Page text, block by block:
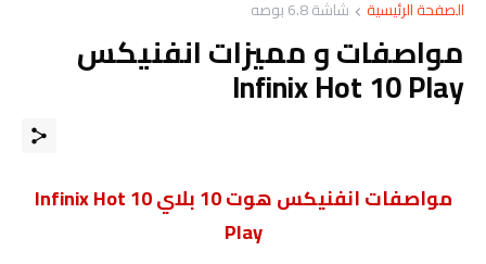
الصفحة الرئيسية شاشة 6.8 بوصه
مواصفات و مميزات انفنيكس
Infinix Hot 10 Play
مواصفات انفنيكس هوت 10 بلاي Infinix Hot 10
Play